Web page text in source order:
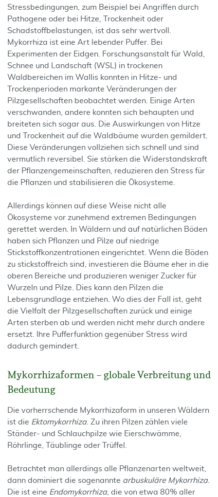
Stressbedingungen, zum Beispiel bei Angriffen durch
Pathogene oder bei Hitze, Trockenheit oder
Schadstoffbelastungen, ist das sehr wertvoll.
Mykorrhiza ist eine Art lebender Puffer. Bei
Experimenten der Eidgen. Forschungsanstalt für Wald,
Schnee und Landschaft (WSL) in trockenen
Waldbereichen im Wallis konnten in Hitze- und
Trockenperioden markante Veränderungen der
Pilzgesellschaften beobachtet werden. Einige Arten
verschwanden, andere konnten sich behaupten und
breiteten sich sogar aus. Die Auswirkungen von Hitze
und Trockenheit auf die Waldbäume wurden gemildert.
Diese Veränderungen vollziehen sich schnell und sind
vermutlich reversibel. Sie stärken die Widerstandskraft
der Pflanzengemeinschaften, reduzieren den Stress für
die Pflanzen und stabilisieren die Ökosysteme.
Allerdings können auf diese Weise nicht alle
Ökosysteme vor zunehmend extremen Bedingungen
gerettet werden. In Wäldern und auf natürlichen Böden
haben sich Pflanzen und Pilze auf niedrige
Stickstoffkonzentrationen eingerichtet. Wenn die Böden
zu stickstoffreich sind, investieren die Bäume eher in die
oberen Bereiche und produzieren weniger Zucker für
Wurzeln und Pilze. Dies kann den Pilzen die
Lebensgrundlage entziehen. Wo dies der Fall ist, geht
die Vielfalt der Pilzgesellschaften zurück und einige
Arten sterben ab und werden nicht mehr durch andere
ersetzt. Ihre Pufferfunktion gegenüber Stress wird
dadurch gemindert.
Mykorrhizaformen – globale Verbreitung und
Bedeutung
Die vorherrschende Mykorrhizaform in unseren Wäldern
ist die Ektomykorrhiza. Zu ihren Pilzen zählen viele
Ständer- und Schlauchpilze wie Eierschwämme,
Röhrlinge, Täublinge oder Trüffel.
Betrachtet man allerdings alle Pflanzenarten weltweit,
dann dominiert die sogenannte arbuskuläre Mykorrhiza.
Die ist eine Endomykorrhiza, die von etwa 80% aller